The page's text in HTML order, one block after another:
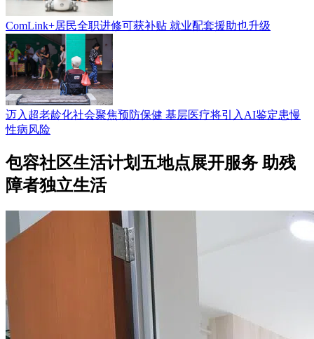
ComLink+居民全职进修可获补贴 就业配套援助也升级
迈入超老龄化社会聚焦预防保健 基层医疗将引入AI鉴定患慢
性病风险
包容社区生活计划五地点展开服务 助残
障者独立生活